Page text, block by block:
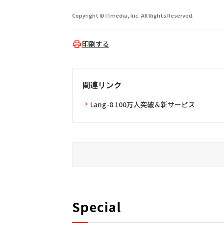
Copyright © ITmedia, Inc. All Rights Reserved.
印刷する
関連リンク
Lang-8 100万人突破＆新サービス
Special